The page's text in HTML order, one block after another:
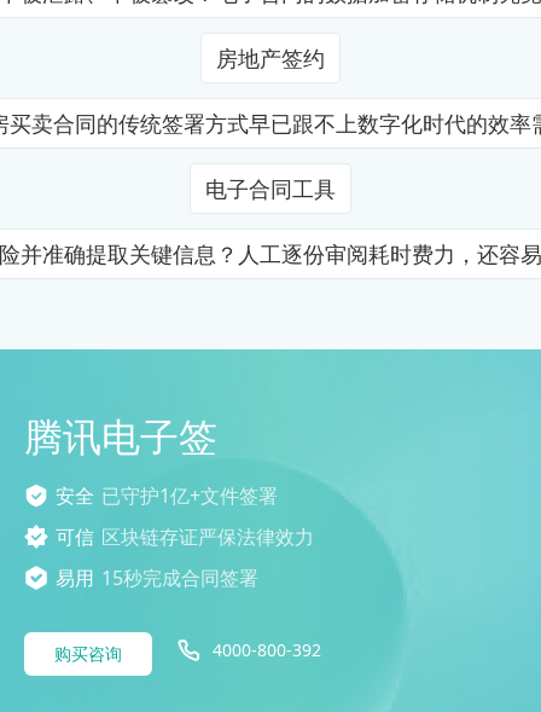
房地产签约
卖合同的传统签署方式早已跟不上数字化时代的效
电子合同工具
并准确提取关键信息？人工逐份审阅耗时费力，还容
腾讯电子签
安全 已守护1亿+文件签署
可信 区块链存证严保法律效力
易用 15秒完成合同签署
购买咨询 4000-800-392